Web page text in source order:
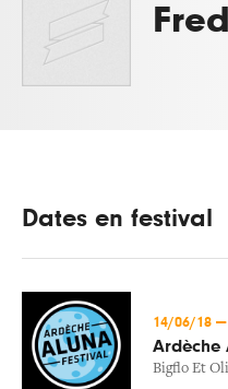
Dates en festival
14/06/18 —
Ardèche
Bigflo Et Oli